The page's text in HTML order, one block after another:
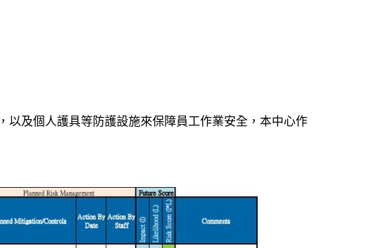
及個人護具等防護設施來保障員工作業安全，本中心作